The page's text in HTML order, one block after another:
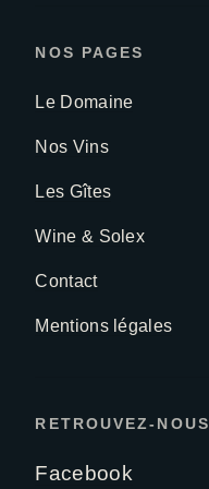
NOS PAGES
Le Domaine
Nos Vins
Les Gîtes
Wine & Solex
Contact
Mentions légales
RETROUVEZ-NOUS
Facebook